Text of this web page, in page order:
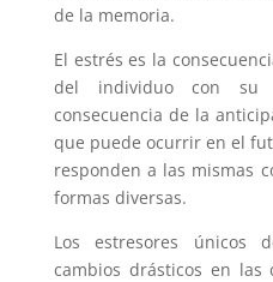
de la memoria.
El estrés es la
del individuo con su
consecuencia de la
que puede ocurrir en el
responden a las mismas
formas diversas.
Los estresores únicos
cambios drásticos en las